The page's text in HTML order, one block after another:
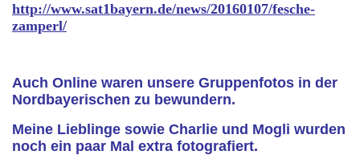
http://www.sat1bayern.de/news/20160107/fesche-
zamperl/
Auch Online waren unsere Gruppenfotos in der
Nordbayerischen zu bewundern.
Meine Lieblinge sowie Charlie und Mogli wurden
noch ein paar Mal extra fotografiert.